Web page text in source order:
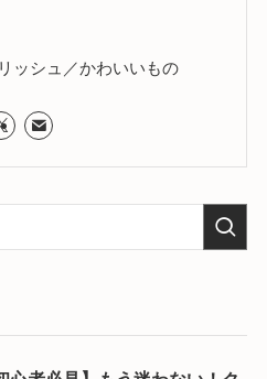
ッシュ／かわいいもの